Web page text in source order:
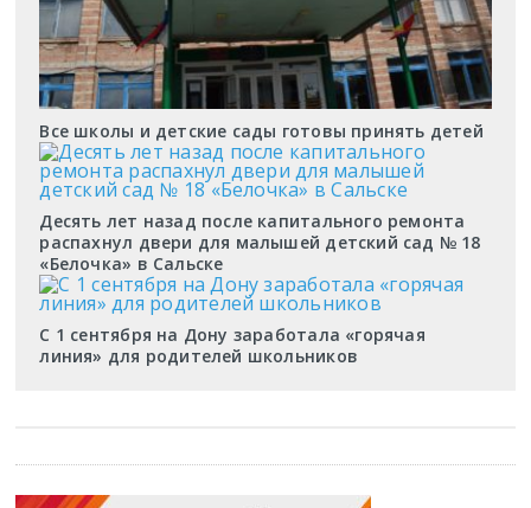
Все школы и детские сады готовы принять детей
Десять лет назад после капитального ремонта
распахнул двери для малышей детский сад № 18
«Белочка» в Сальске
С 1 сентября на Дону заработала «горячая
линия» для родителей школьников